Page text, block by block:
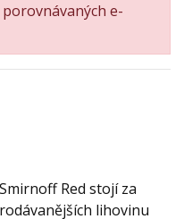
e-
Red stojí za
lihovinu